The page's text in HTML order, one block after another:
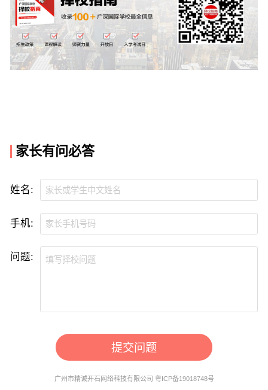
家长有问必答
姓名:
手机:
问题:
提交问题
广州市精诚开石网络科技有限公司 粤ICP备19018748号